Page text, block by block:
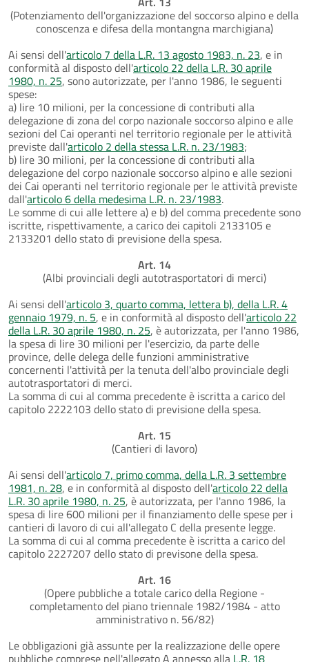
(Potenziamento dell'organizzazione del soccorso alpino e della
conoscenza e difesa della montangna marchigiana)
Ai sensi dell'articolo 7 della L.R. 13 agosto 1983, n. 23, e in
conformità al disposto dell'articolo 22 della L.R. 30 aprile
1980, n. 25, sono autorizzate, per l'anno 1986, le seguenti
spese:
a) lire 10 milioni, per la concessione di contributi alla
delegazione di zona del corpo nazionale soccorso alpino e alle
sezioni del Cai operanti nel territorio regionale per le attività
previste dall'articolo 2 della stessa L.R. n. 23/1983;
b) lire 30 milioni, per la concessione di contributi alla
delegazione del corpo nazionale soccorso alpino e alle sezioni
dei Cai operanti nel territorio regionale per le attività previste
dall'articolo 6 della medesima L.R. n. 23/1983.
Le somme di cui alle lettere a) e b) del comma precedente sono
iscritte, rispettivamente, a carico dei capitoli 2133105 e
2133201 dello stato di previsione della spesa.
Art. 14
(Albi provinciali degli autotrasportatori di merci)
Ai sensi dell'articolo 3, quarto comma, lettera b), della L.R. 4
gennaio 1979, n. 5, e in conformità al disposto dell'articolo 22
della L.R. 30 aprile 1980, n. 25, è autorizzata, per l'anno 1986,
la spesa di lire 30 milioni per l'esercizio, da parte delle
province, delle delega delle funzioni amministrative
concernenti l'attività per la tenuta dell'albo provinciale degli
autotrasportatori di merci.
La somma di cui al comma precedente è iscritta a carico del
capitolo 2222103 dello stato di previsione della spesa.
Art. 15
(Cantieri di lavoro)
Ai sensi dell'articolo 7, primo comma, della L.R. 3 settembre
1981, n. 28, e in conformità al disposto dell'articolo 22 della
L.R. 30 aprile 1980, n. 25, è autorizzata, per l'anno 1986, la
spesa di lire 600 milioni per il finanziamento delle spese per i
cantieri di lavoro di cui all'allegato C della presente legge.
La somma di cui al comma precedente è iscritta a carico del
capitolo 2227207 dello stato di previsone della spesa.
Art. 16
(Opere pubbliche a totale carico della Regione -
completamento del piano triennale 1982/1984 - atto
amministrativo n. 56/82)
Le obbligazioni già assunte per la realizzazione delle opere
pubbliche comprese nell'allegato A annesso alla L.R. 18